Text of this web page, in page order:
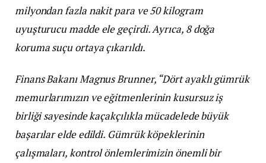
milyondan fazla nakit para ve 50 kilogram
uyuşturucu madde ele geçirdi. Ayrıca, 8 doğa
koruma suçu ortaya çıkarıldı.
Finans Bakanı Magnus Brunner, “Dört ayaklı gümrük
memurlarımızın ve eğitmenlerinin kusursuz iş
birliği sayesinde kaçakçılıkla mücadelede büyük
başarılar elde edildi. Gümrük köpeklerinin
çalışmaları, kontrol önlemlerimizin önemli bir